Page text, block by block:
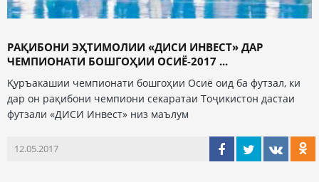
РАҚИБОНИ ЭҲТИМОЛИИ «ДИСИ ИНВЕСТ» ДАР
ЧЕМПИОНАТИ БОШГОҲИИ ОСИЁ-2017 ...
Қуръакашии чемпионати бошгоҳии Осиё оид ба футзал, ки
дар он рақибони чемпиони секаратаи Тоҷикистон дастаи
футзали «ДИСИ Инвест» низ маълум
12.05.2017